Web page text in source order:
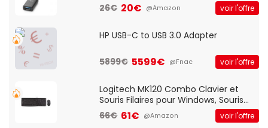
26€ 20€ @Amazon voir l'offre
HP USB-C to USB 3.0 Adapter
5899€ 5599€ @Fnac voir l'offre
Logitech MK120 Combo Clavier et
Souris Filaires pour Windows, Souris
Optique Filaire, Connexion USB Plug
And Play, Confortable, Taille
66€ 61€ @Amazon voir l'offre